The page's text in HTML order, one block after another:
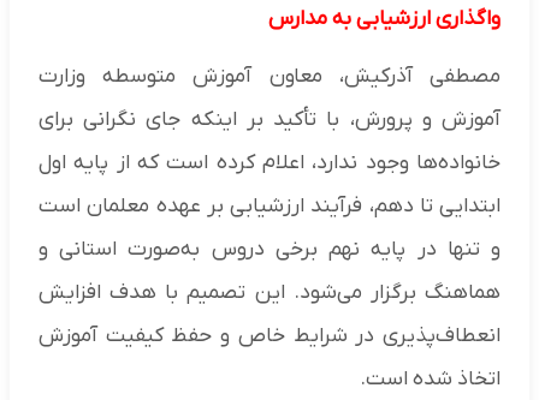
واگذاری ارزشیابی به مدارس
مصطفی آذرکیش، معاون آموزش متوسطه وزارت
آموزش و پرورش، با تأکید بر اینکه جای نگرانی برای
خانواده‌ها وجود ندارد، اعلام کرده است که از پایه اول
ابتدایی تا دهم، فرآیند ارزشیابی بر عهده معلمان است
و تنها در پایه نهم برخی دروس به‌صورت استانی و
هماهنگ برگزار می‌شود. این تصمیم با هدف افزایش
انعطاف‌پذیری در شرایط خاص و حفظ کیفیت آموزش
اتخاذ شده است.